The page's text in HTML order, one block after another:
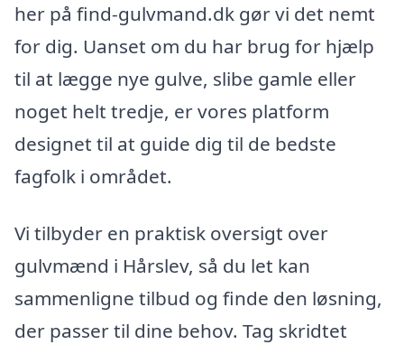
her på find-gulvmand.dk gør vi det nemt
for dig. Uanset om du har brug for hjælp
til at lægge nye gulve, slibe gamle eller
noget helt tredje, er vores platform
designet til at guide dig til de bedste
fagfolk i området.
Vi tilbyder en praktisk oversigt over
gulvmænd i Hårslev, så du let kan
sammenligne tilbud og finde den løsning,
der passer til dine behov. Tag skridtet